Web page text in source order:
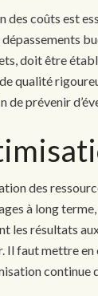
des coûts est
doit être
qualité
de prévenir
des
à long
les résultats
Il faut mettre
continue